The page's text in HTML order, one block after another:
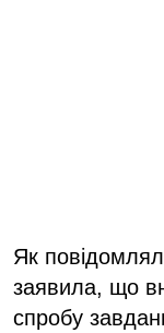
Як
заявила, що
спробу